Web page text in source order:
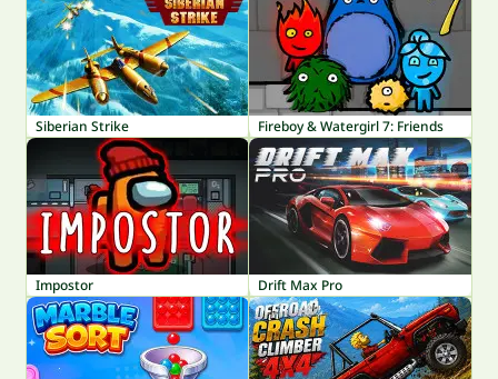
Siberian Strike Fireboy & Watergirl 7: Friends
Impostor Drift Max Pro